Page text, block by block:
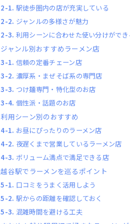
駅徒歩圏内の店が充実している
ジャンルの多様さが魅力
利用シーンに合わせた使い分けがで
ジャンル別おすすめラーメン店
信頼の定番チェーン店
濃厚系・まぜそば系の専門店
つけ麺専門・特化型のお店
個性派・話題のお店
利用シーン別のおすすめ
お昼にぴったりのラーメン店
夜遅くまで営業しているラーメン店
ボリューム満点で満足できる店
越谷駅でラーメンを巡るポイント
口コミをうまく活用しよう
駅からの距離を確認しておく
混雑時間を避ける工夫